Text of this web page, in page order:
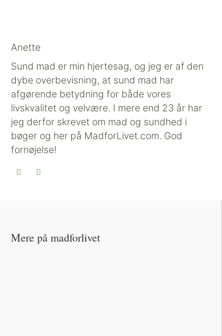
Anette
Sund mad er min hjertesag, og jeg er af den
dybe overbevisning, at sund mad har
afgørende betydning for både vores
livskvalitet og velvære. I mere end 23 år har
jeg derfor skrevet om mad og sundhed i
bøger og her på MadforLivet.com. God
fornøjelse!
Mere på madforlivet